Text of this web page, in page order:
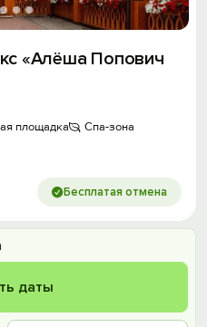
«Алёша Попович
площадка
Спа-зона
Бесплатая отмена
даты